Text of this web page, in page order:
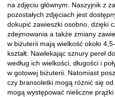
na zdjęciu głównym. Naszyjnik z
pozostałych zdjęciach jest
dokupić zawieszki osobno, dzięki
zdejmowania a także zmiany
w biżuterii mają wielkość około
kształt. Nawlekając sznury pereł
według ich wielkości, długości i
w gotowej biżuterii. Natomiast
czy bransoletki mogą różnić się od
mogą występować nieliczne